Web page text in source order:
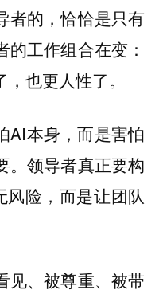
者的，恰恰是只有
工作组合在变：
也更人性了。
AI本身，而是害怕
。领导者真正要构
风险，而是让团队
见、被尊重、被带